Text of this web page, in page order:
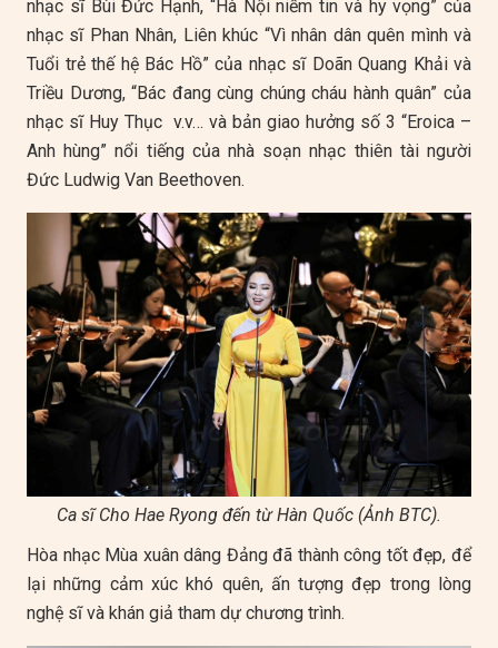
nhạc sĩ Bùi Đức Hạnh, “Hà Nội niềm tin và hy vọng” của
nhạc sĩ Phan Nhân, Liên khúc “Vì nhân dân quên mình và
Tuổi trẻ thế hệ Bác Hồ” của nhạc sĩ Doãn Quang Khải và
Triều Dương, “Bác đang cùng chúng cháu hành quân” của
nhạc sĩ Huy Thục v.v… và bản giao hưởng số 3 “Eroica –
Anh hùng” nổi tiếng của nhà soạn nhạc thiên tài người
Đức Ludwig Van Beethoven.
Ca sĩ Cho Hae Ryong đến từ Hàn Quốc (Ảnh BTC).
Hòa nhạc Mùa xuân dâng Đảng đã thành công tốt đẹp, để
lại những cảm xúc khó quên, ấn tượng đẹp trong lòng
nghệ sĩ và khán giả tham dự chương trình.